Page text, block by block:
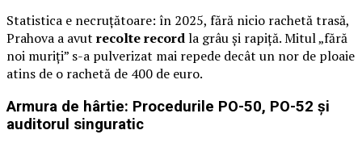
Statistica e necruțătoare: în 2025, fără nicio rachetă trasă,
Prahova a avut recolte recordla grâu și rapiță. Mitul „fără
noi muriți” s-a pulverizat mai repede decât un nor de ploaie
atins de o rachetă de 400 de euro.
Armura de hârtie: Procedurile PO-50, PO-52 și
auditorul singuratic